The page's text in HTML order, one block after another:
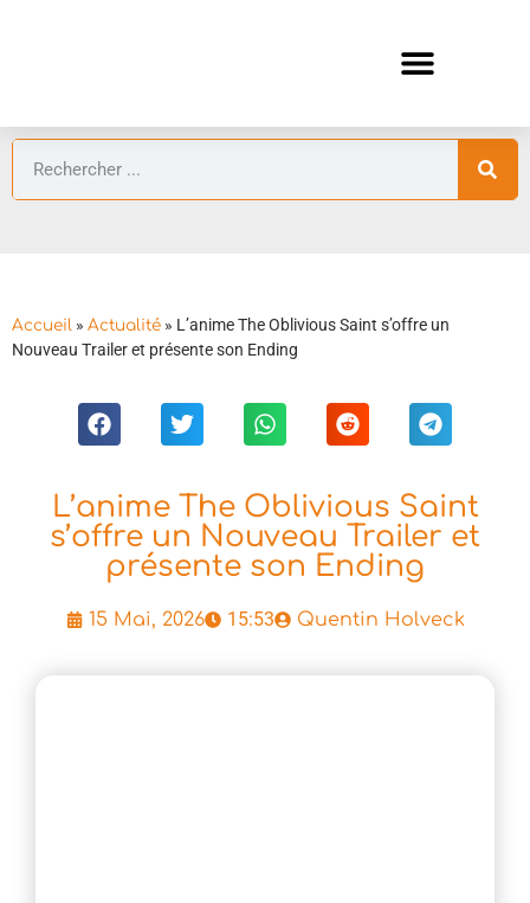
Accueil » Actualité » L’anime The Oblivious Saint s’offre un
Nouveau Trailer et présente son Ending
L’anime The Oblivious Saint
s’offre un Nouveau Trailer et
présente son Ending
15 Mai, 2026 15:53 Quentin Holveck